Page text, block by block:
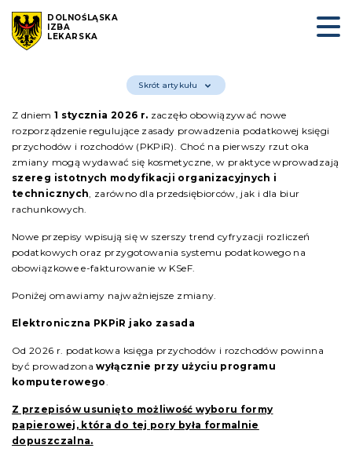
DOLNOŚLĄSKA
IZBA
LEKARSKA
Skrót artykułu
Z dniem 1 stycznia 2026 r. zaczęło obowiązywać nowe
rozporządzenie regulujące zasady prowadzenia podatkowej księgi
przychodów i rozchodów (PKPiR). Choć na pierwszy rzut oka
zmiany mogą wydawać się kosmetyczne, w praktyce wprowadzają
szereg istotnych modyfikacji organizacyjnych i
technicznych, zarówno dla przedsiębiorców, jak i dla biur
rachunkowych.
Nowe przepisy wpisują się w szerszy trend cyfryzacji rozliczeń
podatkowych oraz przygotowania systemu podatkowego na
obowiązkowe e-fakturowanie w KSeF.
Poniżej omawiamy najważniejsze zmiany.
Elektroniczna PKPiR jako zasada
Od 2026 r. podatkowa księga przychodów i rozchodów powinna
być prowadzonawyłącznie przy użyciu programu
komputerowego.
Z przepisów usunięto możliwość wyboru formy
papierowej, która do tej pory była formalnie
dopuszczalna.